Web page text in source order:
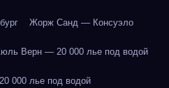
Жорж Санд — Консуэло
Верн — 20 000 лье под водой
000 лье под водой